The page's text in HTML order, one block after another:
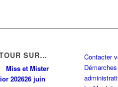
SUR…
Miss et Mister
202626 juin
Contacter
Démarches